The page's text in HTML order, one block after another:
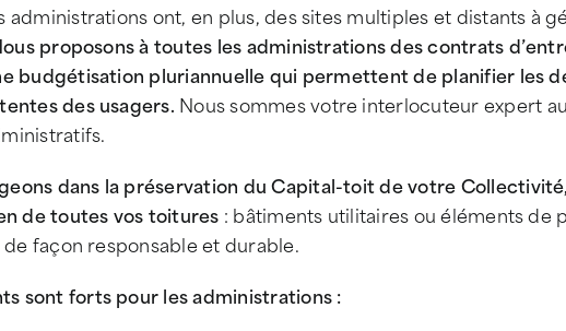
administrations ont, en plus, des sites multiples et distants à
proposons à toutes les administrations des contrats
budgétisation pluriannuelle qui permettent de planifier les
des usagers. Nous sommes votre interlocuteur expert
dans la préservation du Capital-toit de votre
de toutes vos toitures : bâtiments utilitaires ou éléments de
façon responsable et durable.
sont forts pour les administrations :